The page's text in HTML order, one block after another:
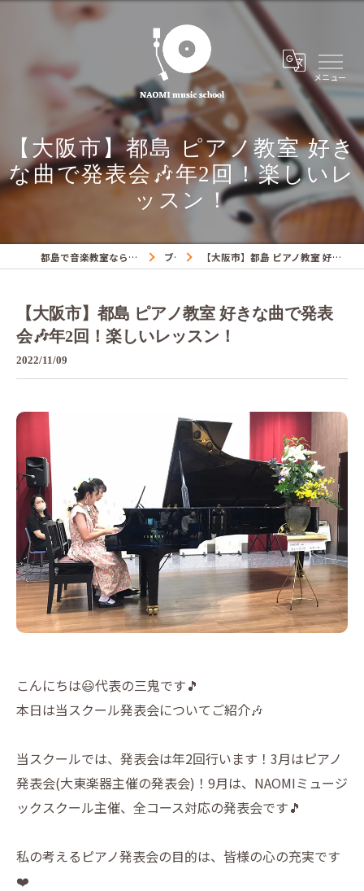
【大阪市】都島 ピアノ教室 好き
な曲で発表会🎶年2回！楽しいレ
ッスン！
都島で音楽教室ならNAOMIミュージックスクール ブログ 【大阪市】都島 ピアノ教室 好きな曲で発表会🎶年2回！楽しいレッスン！
【大阪市】都島 ピアノ教室 好きな曲で発表
会🎶年2回！楽しいレッスン！
2022/11/09
こんにちは😃代表の三鬼です🎵
本日は当スクール発表会についてご紹介🎶
当スクールでは、発表会は年2回行います！3月はピアノ
発表会(大東楽器主催の発表会)！9月は、NAOMIミュージ
ックスクール主催、全コース対応の発表会です🎵
私の考えるピアノ発表会の目的は、皆様の心の充実です
❤️